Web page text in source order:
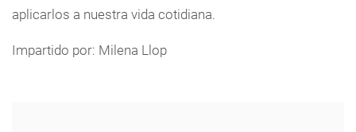
aplicarlos a nuestra vida cotidiana.
Impartido por: Milena Llop